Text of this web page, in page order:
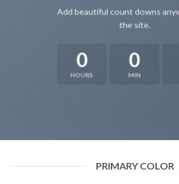
Add beautiful count downs
the site.
0
HOURS
0
MIN
PRIMARY COLOR